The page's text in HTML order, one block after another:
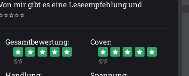
mir gibt es eine Leseempfehlung und
Gesamtbewertung:
5/5
Cover:
5/5